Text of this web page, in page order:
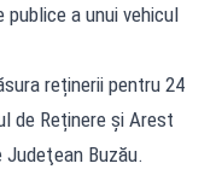
publice a unui vehicul
reținerii pentru 24
de Reținere și Arest
Buzău.